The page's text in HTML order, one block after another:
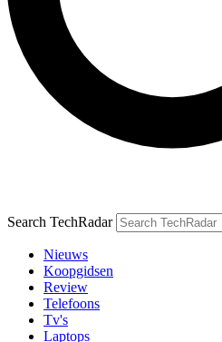
Search TechRadar
Nieuws
Koopgidsen
Review
Telefoons
Tv's
Laptops